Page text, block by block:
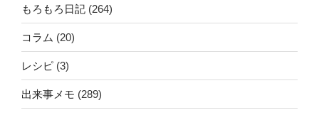
もろもろ日記 (264)
コラム (20)
レシピ (3)
出来事メモ (289)